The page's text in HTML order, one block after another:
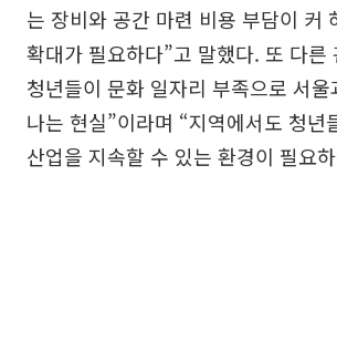
는 장비와 공간 마련 비용 부담이 커
확대가 필요하다”고 말했다. 또 다른
청년들이 문화 일자리 부족으로 서울
나는 현실”이라며 “지역에서도 청년
산업을 지속할 수 있는 환경이 필요